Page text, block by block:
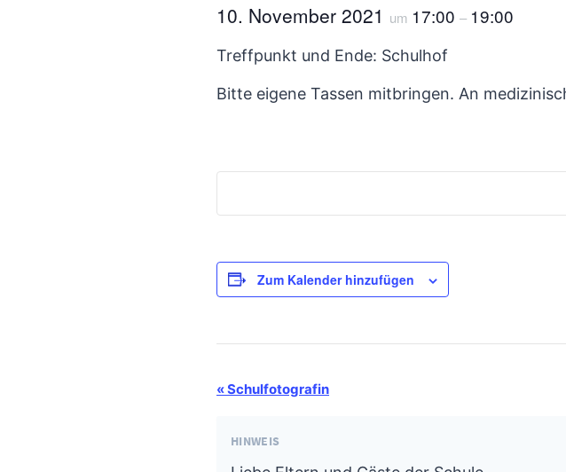
10. November 2021 um 17:00 – 19:00
Treffpunkt und Ende: Schulhof
Bitte eigene Tassen mitbringen. An
Zum Kalender hinzufügen
Termin-
«Schulfotografin
HINWEIS